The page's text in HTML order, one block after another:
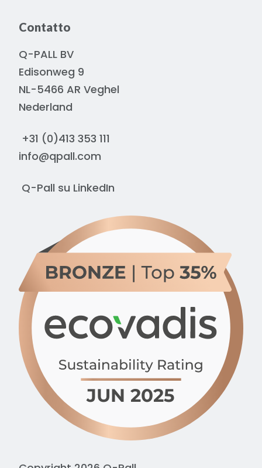
Contatto
Q-PALL BV
Edisonweg 9
NL-5466 AR Veghel
Nederland
+31 (0)413 353 111
info@qpall.com
Q-Pall su LinkedIn